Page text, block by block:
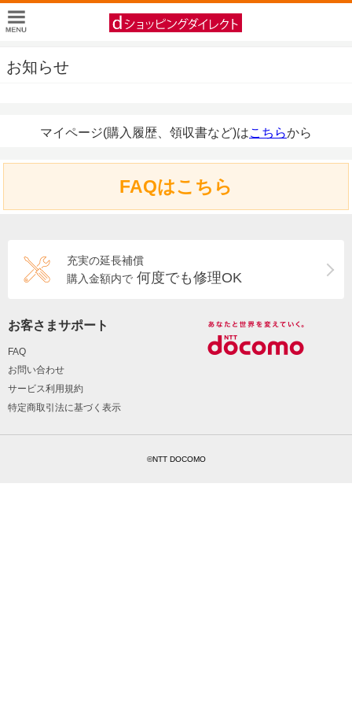
お知らせ
マイページ(購入履歴、領収書など)はこちらから
FAQはこちら
充実の延長補償
購入金額内で 何度でも修理OK
お客さまサポート
FAQ
お問い合わせ
サービス利用規約
特定商取引法に基づく表示
©NTT DOCOMO